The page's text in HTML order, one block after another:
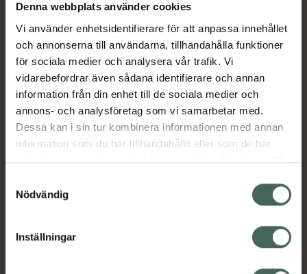
Denna webbplats använder cookies
Vi använder enhetsidentifierare för att anpassa innehållet
och annonserna till användarna, tillhandahålla funktioner
för sociala medier och analysera vår trafik. Vi
vidarebefordrar även sådana identifierare och annan
information från din enhet till de sociala medier och
annons- och analysföretag som vi samarbetar med.
Dessa kan i sin tur kombinera informationen med annan
information som du har tillhandahållit eller som de har
samlat in när du har använt deras tjänster. Samtycke till
återkalla ditt samtycke via webbplatsens
cookieinställningar. Ett återkallat samtycke påverkar inte
lagligheten av behandling som skett innan återkallelsen.
Nödvändig
Inställningar
Kategorier:
AllergiAllergi hos barnAllergitabletter
Från 12 årPollenallergi
Rinnande och kliande näsa
Ögonbesvär vid allergi
Innehåll Visa
Visa